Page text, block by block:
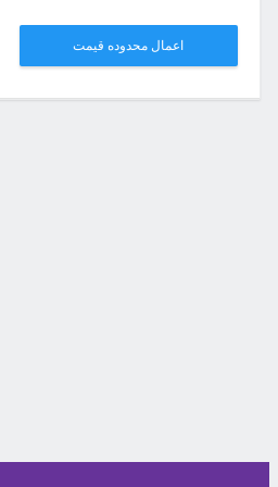
اعمال محدوده قیمت